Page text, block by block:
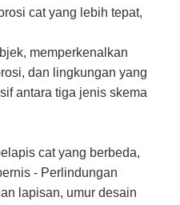
cat yang lebih tepat,
memperkenalkan
dan lingkungan yang
antara tiga jenis skema
cat yang berbeda,
- Perlindungan
lapisan, umur desain